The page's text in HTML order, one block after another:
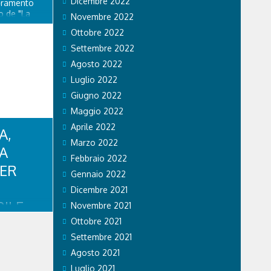
de "La
di
della
Novembre 2022
Ottobre 2022
Settembre 2022
Agosto 2022
Luglio 2022
Giugno 2022
Maggio 2022
Aprile 2022
Marzo 2022
Febbraio 2022
Gennaio 2022
Dicembre 2021
Novembre 2021
Ottobre 2021
Settembre 2021
Agosto 2021
Luglio 2021